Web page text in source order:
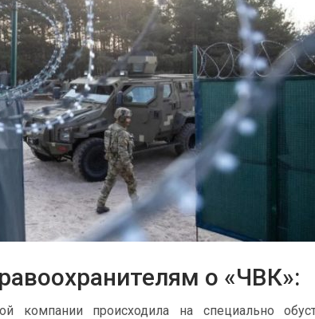
о «ЧВК»:
компании происходила на специально